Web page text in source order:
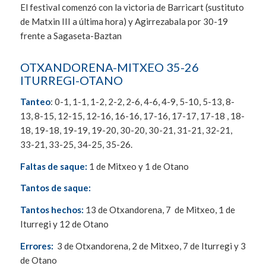
El festival comenzó con la victoria de Barricart (sustituto
de Matxin III a última hora) y Agirrezabala por 30-19
frente a Sagaseta-Baztan
OTXANDORENA-MITXEO 35-26
ITURREGI-OTANO
Tanteo: 0-1, 1-1, 1-2, 2-2, 2-6, 4-6, 4-9, 5-10, 5-13, 8-
13, 8-15, 12-15, 12-16, 16-16, 17-16, 17-17, 17-18 , 18-
18, 19-18, 19-19, 19-20, 30-20, 30-21, 31-21, 32-21,
33-21, 33-25, 34-25, 35-26.
Faltas de saque: 1 de Mitxeo y 1 de Otano
Tantos de saque:
Tantos hechos: 13 de Otxandorena, 7 de Mitxeo, 1 de
Iturregi y 12 de Otano
Errores: 3 de Otxandorena, 2 de Mitxeo, 7 de Iturregi y 3
de Otano